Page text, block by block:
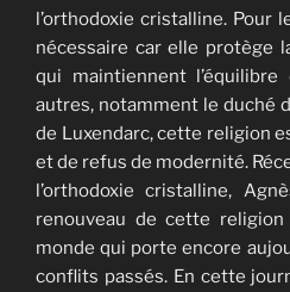
l’orthodoxie cristalline. Pour
nécessaire car elle protège
qui maintiennent
autres, notamment le duché
de Luxendarc, cette religion
et de refus de modernité.
l’orthodoxie cristalline,
renouveau de cette religion
monde qui porte encore
conflits passés. En cette